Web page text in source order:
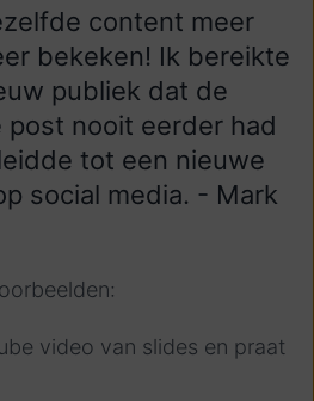
content meer
bekeken! Ik bereikte
publiek dat de
post nooit eerder had
tot een nieuwe
social media. - Mark
video van slides en praat